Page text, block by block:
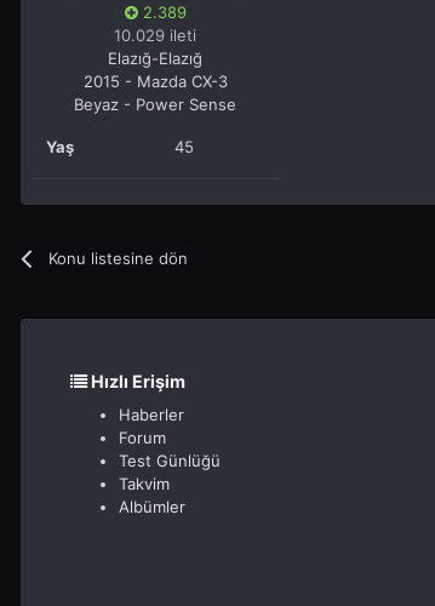
2.389
10.029 ileti
Elazığ-Elazığ
2015 - Mazda CX-3
Beyaz - Power Sense
Yaş 45
Konu listesine dön
Hızlı Erişim
Haberler
Forum
Test Günlüğü
Takvim
Albümler